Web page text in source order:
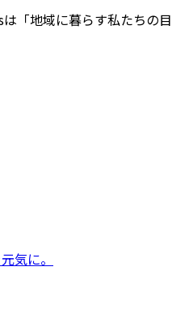
は「地域に暮らす私たちの目
気に。